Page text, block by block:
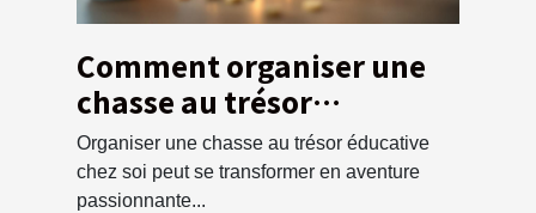
Comment organiser une
chasse au trésor
éducative pour enfants à
la maison
Organiser une chasse au trésor éducative
chez soi peut se transformer en aventure
passionnante...